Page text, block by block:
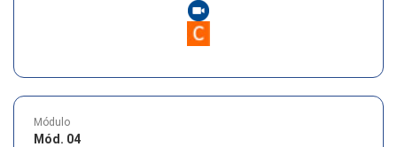
Módulo
Mód. 04